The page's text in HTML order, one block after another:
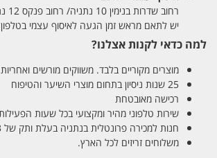
רחוב שדרות בנימין 10 נתניה/ רחוב פנקס 12 נתניה – לבחירתכם
יש לתאם מראש זמן הגעה לאיסוף עצמי בטלפון 09-8323532
למה כדאי לקנות אצלנו?
מוצרים מקוריים בלבד. משווקים מורשים
25 שנות ניסיון בתחום מוצרי השיער והטיפוח
רכישה מאובטחת
שירות טלפוני מהיר ומקצועי בכל שעות
חנות למכירה פרונטלית בנתניה בעלת ותק של 23 שנים
משלוחים זריזים לכל הארץ.